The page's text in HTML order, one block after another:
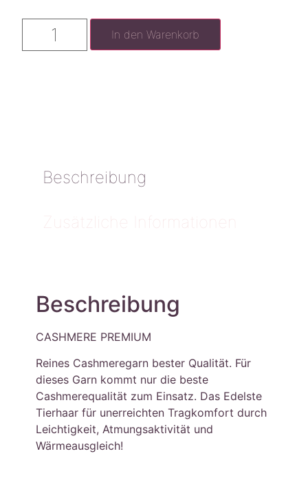
In den Warenkorb
Beschreibung
Zusätzliche Informationen
Beschreibung
CASHMERE PREMIUM
Reines Cashmeregarn bester Qualität. Für
dieses Garn kommt nur die beste
Cashmerequalität zum Einsatz. Das Edelste
Tierhaar für unerreichten Tragkomfort durch
Leichtigkeit, Atmungsaktivität und
Wärmeausgleich!